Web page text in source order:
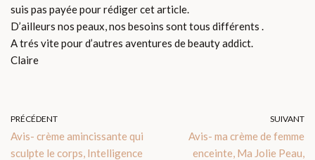
suis pas payée pour rédiger cet article.
D’ailleurs nos peaux, nos besoins sont tous différents .
A trés vite pour d’autres aventures de beauty addict.
Claire
PRÉCÉDENT
Avis- crème amincissante qui
sculpte le corps, Intelligence
SUIVANT
Avis- ma crème de femme
enceinte, Ma Jolie Peau,